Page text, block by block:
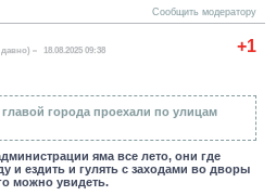
Сообщить модератору
+1
18.08.2025 09:38
главой города проехали по улицам
яма все лето, они где
и ездить и гулять с заходами во дворы
можно увидеть.